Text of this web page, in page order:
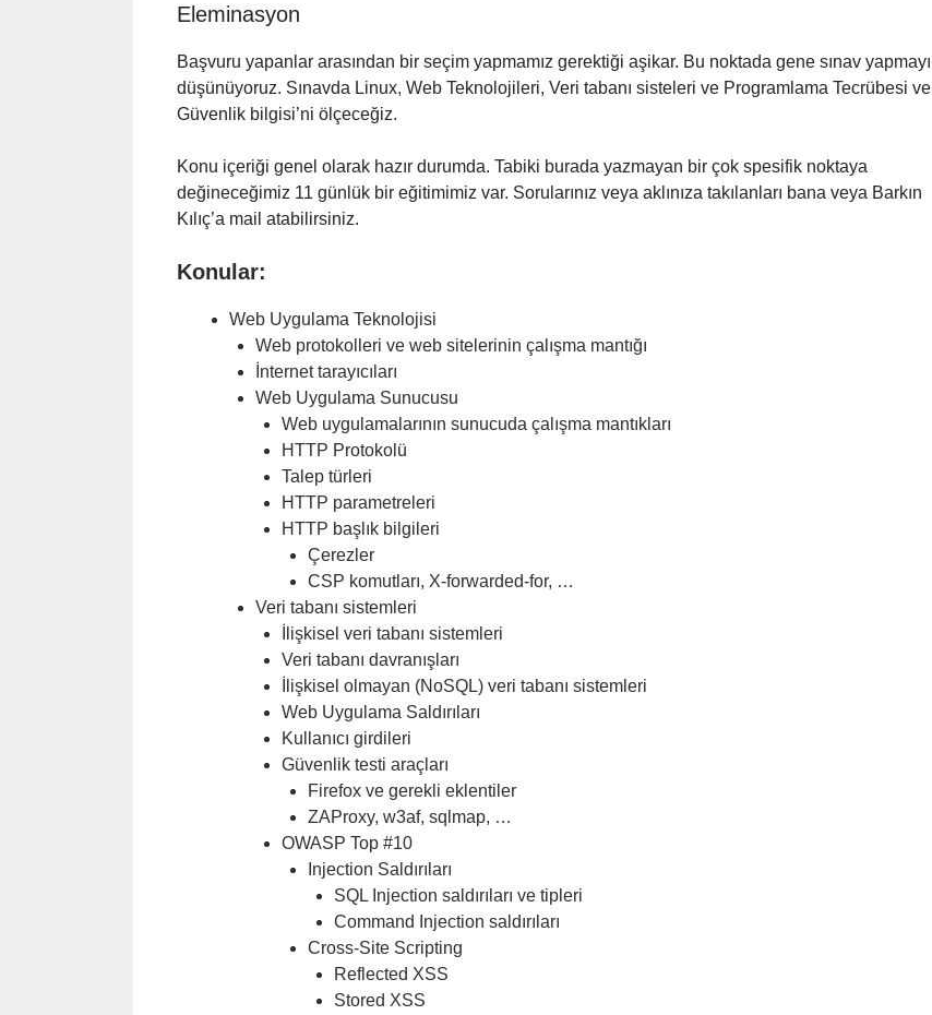
Eleminasyon
Başvuru yapanlar arasından bir seçim yapmamız gerektiği aşikar. Bu noktada gene sınav yapmayı
düşünüyoruz. Sınavda Linux, Web Teknolojileri, Veri tabanı sisteleri ve Programlama Tecrübesi ve
Güvenlik bilgisi’ni ölçeceğiz.
Konu içeriği genel olarak hazır durumda. Tabiki burada yazmayan bir çok spesifik noktaya
değineceğimiz 11 günlük bir eğitimimiz var. Sorularınız veya aklınıza takılanları bana veya Barkın
Kılıç’a mail atabilirsiniz.
Konular:
Web Uygulama Teknolojisi
Web protokolleri ve web sitelerinin çalışma mantığı
İnternet tarayıcıları
Web Uygulama Sunucusu
Web uygulamalarının sunucuda çalışma mantıkları
HTTP Protokolü
Talep türleri
HTTP parametreleri
HTTP başlık bilgileri
Çerezler
CSP komutları, X-forwarded-for, …
Veri tabanı sistemleri
İlişkisel veri tabanı sistemleri
Veri tabanı davranışları
İlişkisel olmayan (NoSQL) veri tabanı sistemleri
Web Uygulama Saldırıları
Kullanıcı girdileri
Güvenlik testi araçları
Firefox ve gerekli eklentiler
ZAProxy, w3af, sqlmap, …
OWASP Top #10
Injection Saldırıları
SQL Injection saldırıları ve tipleri
Command Injection saldırıları
Cross-Site Scripting
Reflected XSS
Stored XSS